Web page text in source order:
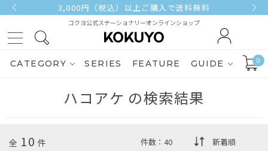
3,000円（税込）以上ご購入で送料無料
コクヨ公式ステーショナリーオンラインショップ
CATEGORY SERIES FEATURE GUIDE 0
ハコアケ の検索結果
全 10 件